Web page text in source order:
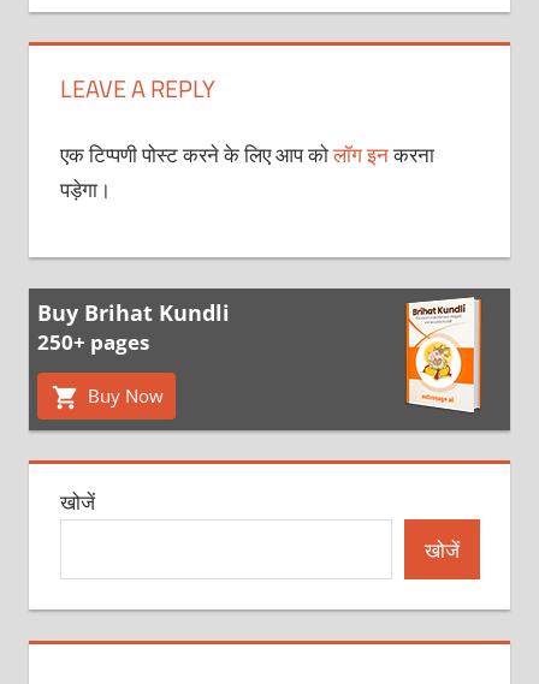
LEAVE A REPLY
एक टिप्पणी पोस्ट करने के लिए आप कोलॉग इनकरना
पड़ेगा।
Buy Brihat Kundli
250+ pages
Buy Now
खोजें
खोजें